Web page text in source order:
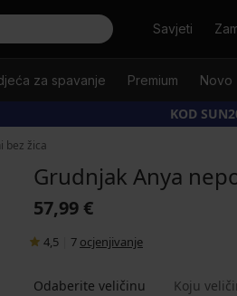
TražitiSavjeti
za spavanje Premium Novo
KOD
bez žica
Grudnjak Anya
57,99 €
4,5 7 ocjenjivanje
Odaberite veličinu
Koju